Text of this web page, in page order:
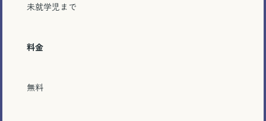
未就学児まで
料金
無料